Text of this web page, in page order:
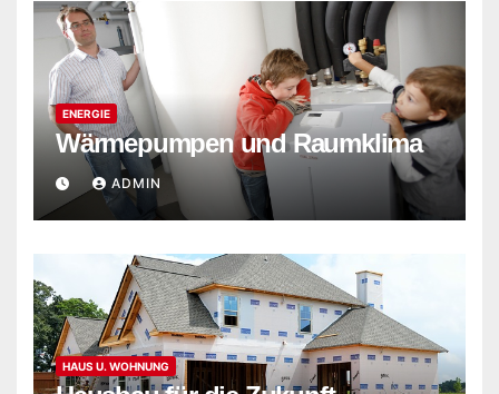
ENERGIE
Wärmepumpen und Raumklima
ADMIN
HAUS U. WOHNUNG